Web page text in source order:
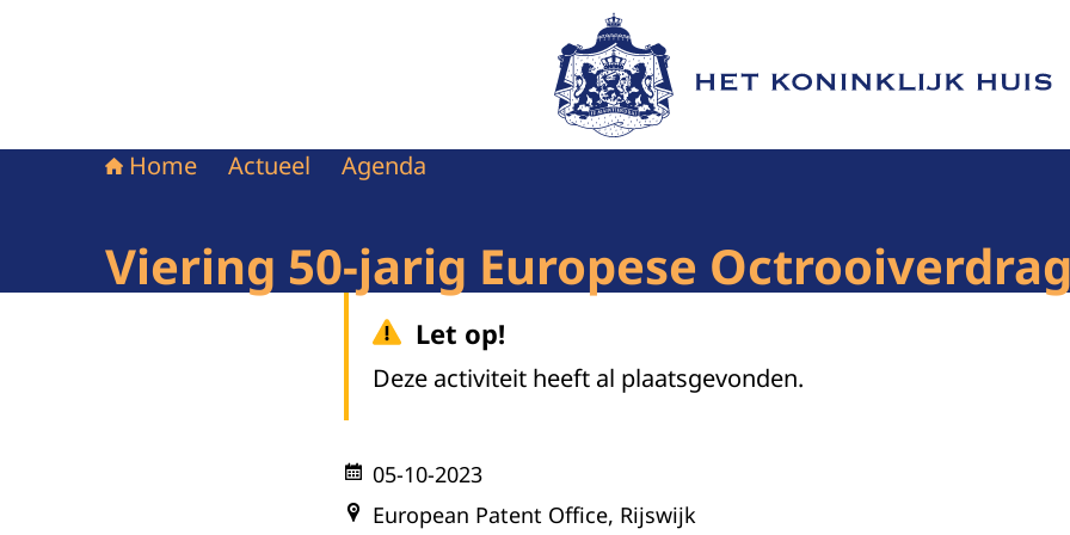
Naar de homepage van Het Koninklijk Huis
Home Actueel Agenda
Viering 50-jarig Europese Octrooiverdrag
Let op!
Deze activiteit heeft al plaatsgevonden.
05-10-2023
European Patent Office, Rijswijk